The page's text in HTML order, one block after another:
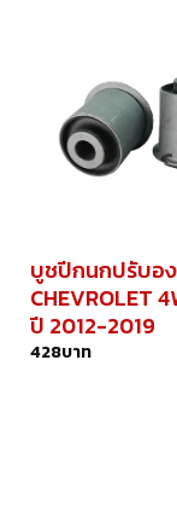
บูชปีกนกปรับอ
CHEVROLET
ปี 2012-2019
428บาท